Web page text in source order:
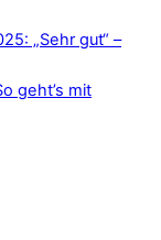
„Sehr gut“ –
geht’s mit